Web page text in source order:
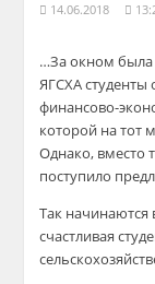
14.06.2018
…За окном была
ЯГСХА
финансово-
которой на тот
Однако, вместо
поступило
Так начинаются
счастливая